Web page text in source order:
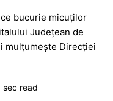
ta
je
z
bucurie micuților
Județean de
mulțumește Direcției
sec read